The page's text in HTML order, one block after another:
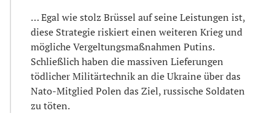
… Egal wie stolz Brüssel auf seine Leistungen ist,
diese Strategie riskiert einen weiteren Krieg und
mögliche Vergeltungsmaßnahmen Putins.
Schließlich haben die massiven Lieferungen
tödlicher Militärtechnik an die Ukraine über das
Nato-Mitglied Polen das Ziel, russische Soldaten
zu töten.